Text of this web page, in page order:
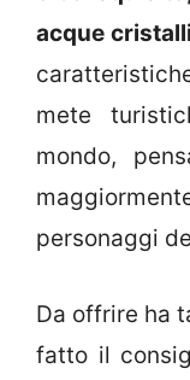
acque
mete
mondo,
personaggi
Da offrire ha
fatto il